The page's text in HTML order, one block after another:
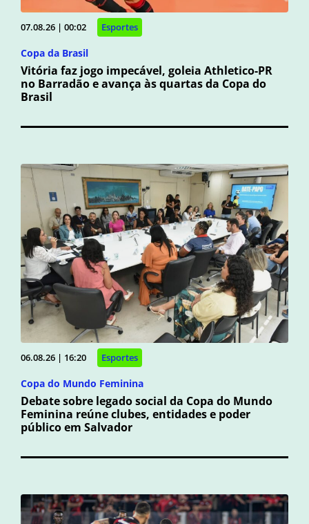
07.08.26 | 00:02 Esportes
Copa da Brasil
Vitória faz jogo impecável, goleia Athletico-PR
no Barradão e avança às quartas da Copa do
Brasil
06.08.26 | 16:20 Esportes
Copa do Mundo Feminina
Debate sobre legado social da Copa do Mundo
Feminina reúne clubes, entidades e poder
público em Salvador